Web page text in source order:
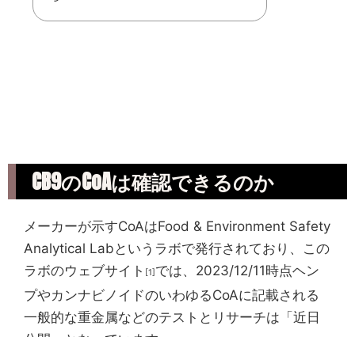
CB9のCoAは確認できるのか
メーカーが示すCoAはFood & Environment Safety
Analytical Labというラボで発行されており、この
ラボのウェブサイト
[1] では、2023/12/11時点ヘン
プやカンナビノイドのいわゆるCoAに記載される
一般的な重金属などのテストとリサーチは「近日